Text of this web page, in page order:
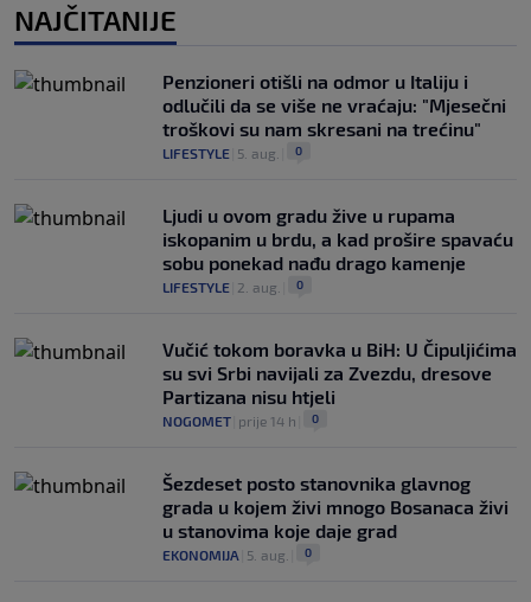
NAJČITANIJE
Penzioneri otišli na odmor u Italiju i
odlučili da se više ne vraćaju: "Mjesečni
troškovi su nam skresani na trećinu"
LIFESTYLE 5. aug. 0
Ljudi u ovom gradu žive u rupama
iskopanim u brdu, a kad prošire spavaću
sobu ponekad nađu drago kamenje
LIFESTYLE 2. aug. 0
Vučić tokom boravka u BiH: U Čipuljićima
su svi Srbi navijali za Zvezdu, dresove
Partizana nisu htjeli
NOGOMET prije 14 h 0
Šezdeset posto stanovnika glavnog
grada u kojem živi mnogo Bosanaca živi
u stanovima koje daje grad
EKONOMIJA 5. aug. 0